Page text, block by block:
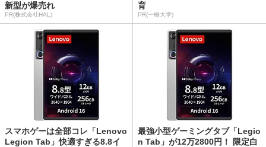
新型が爆売れ
PR(株式会社HAL)
育
PR(一橋大学)
スマホゲーは全部コレ「Lenovo
Legion Tab」快適すぎる8.8イ
最強小型ゲーミングタブ「Legio
n Tab」が12万2800円！ 限定白